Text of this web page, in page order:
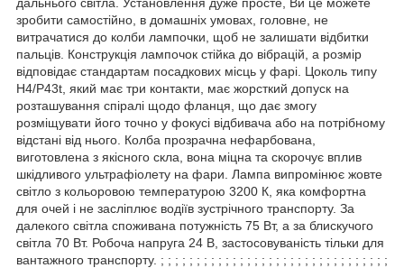
зробити самостійно, в домашніх умовах, головне, не
витрачатися до колби лампочки, щоб не залишати відбитки
пальців. Конструкція лампочок стійка до вібрацій, а розмір
відповідає стандартам посадкових місць у фарі. Цоколь типу
Н4/P43t, який має три контакти, має жорсткий допуск на
розташування спіралі щодо фланця, що дає змогу
розміщувати його точно у фокусі відбивача або на потрібному
відстані від нього. Колба прозрачна нефарбована,
виготовлена ​​з якісного скла, вона міцна та скорочує вплив
шкідливого ультрафіолету на фари. Лампа випромінює жовте
світло з кольоровою температурою 3200 К, яка комфортна
для очей і не засліплює водіїв зустрічного транспорту. За
далекого світла споживана потужність 75 Вт, а за блискучого
світла 70 Вт. Робоча напруга 24 В, застосовуваність тільки для
вантажного транспорту. ; ; ; ; ; ; ; ; ; ; ; ; ; ; ; ; ; ; ; ; ; ; ; ; ; ; ; ; ; ; ; ;